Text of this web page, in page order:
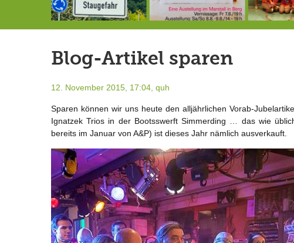
Blog-Artikel sparen
12. November 2015, 17:04, quh
Sparen können wir uns heute den alljährlichen Vorab-
Ignatzek Trios in der Bootsswerft Simmerding … das wie
bereits im Januar von A&P) ist dieses Jahr nämlich ausverkauft.